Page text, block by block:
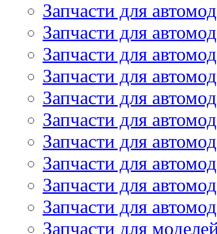
Запчасти для
Запчасти для
Запчасти для
Запчасти для
Запчасти для
Запчасти для
Запчасти для
Запчасти для
Запчасти для
Запчасти для
Запчасти для